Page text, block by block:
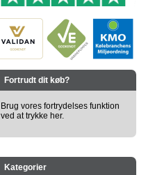
Fortrudt dit køb?
Brug vores fortrydelses funktion
ved at trykke her.
Kategorier